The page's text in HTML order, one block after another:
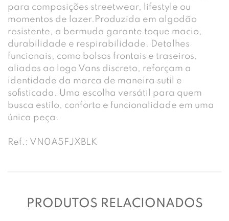
para composições streetwear, lifestyle ou
momentos de lazer.Produzida em algodão
resistente, a bermuda garante toque macio,
durabilidade e respirabilidade. Detalhes
funcionais, como bolsos frontais e traseiros,
aliados ao logo Vans discreto, reforçam a
identidade da marca de maneira sutil e
sofisticada. Uma escolha versátil para quem
busca estilo, conforto e funcionalidade em uma
única peça.
Ref.: VN0A5FJXBLK
PRODUTOS RELACIONADOS